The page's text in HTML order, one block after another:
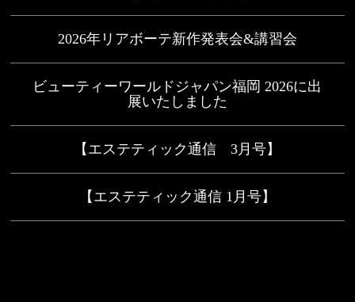
2026年リアボーテ新作発表会&講習会
ビューティーワールドジャパン福岡 2026に出
展いたしました
【エステティック通信 3月号】
【エステティック通信 1月号】